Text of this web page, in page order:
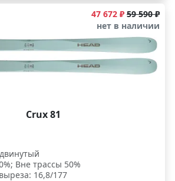
47 672 ₽ 59 590 ₽
нет в наличии
Crux 81
Вне трассы 50%
16,8/177